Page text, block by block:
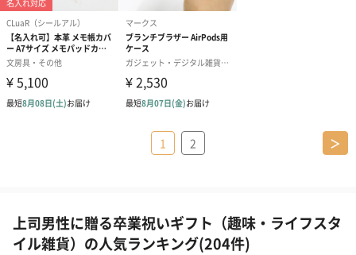
1 2 ＞
上司男性に贈る卒業祝いギフト（趣味・ライフスタ
イル雑貨）の人気ランキング(204件)